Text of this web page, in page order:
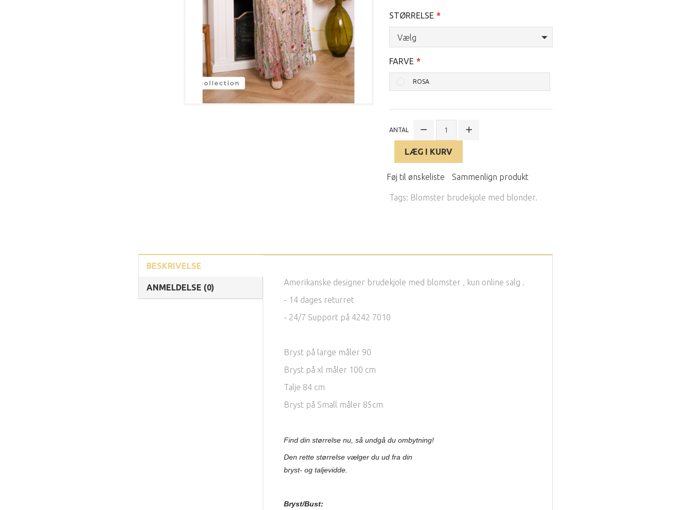
STØRRELSE
Vælg
FARVE
ROSA
ANTAL
LÆG I KURV
Føj til ønskeliste Sammenlign produkt
Tags: Blomster brudekjole med blonder.
BESKRIVELSE
ANMELDELSE (0)
Amerikanske designer brudekjole med blomster , kun online salg .
- 14 dages returret
- 24/7 Support på 4242 7010
Bryst på large måler 90
Bryst på xl måler 100 cm
Talje 84 cm
Bryst på Small måler 85cm
Finddin størrelse nu, så undgå du ombytning!
Den rette størrelse vælger du ud fra din
bryst- og taljevidde.
Bryst/Bust: